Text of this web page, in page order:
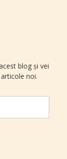
blog și vei
noi.